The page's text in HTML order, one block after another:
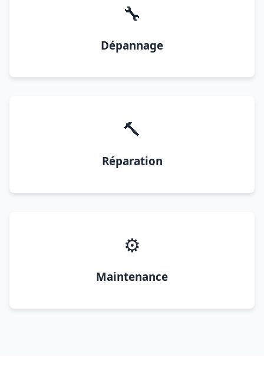
🔧
Dépannage
🔨
Réparation
⚙️
Maintenance